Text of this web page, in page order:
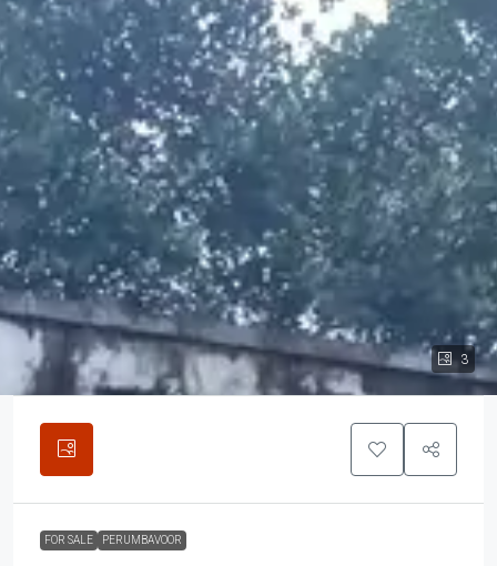
3
FOR SALE PERUMBAVOOR